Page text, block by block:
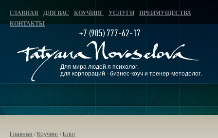
ГЛАВНАЯ ДЛЯ ВАС КОУЧИНГ УСЛУГИ
ПРЕИМУЩЕСТВА
КОНТАКТЫ
Для мира людей я психолог,
для корпораций - бизнес-коуч и тренер-методолог.
+7 (905) 777-62-17
Главная /Коучинг/Блог